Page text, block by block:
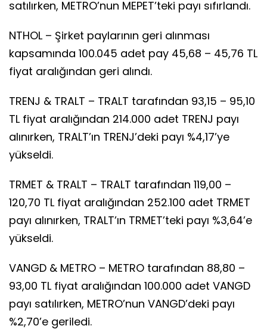
satılırken, METRO’nun MEPET’teki payı sıfırlandı.
NTHOL – Şirket paylarının geri alınması
kapsamında 100.045 adet pay 45,68 – 45,76 TL
fiyat aralığından geri alındı.
TRENJ & TRALT – TRALT tarafından 93,15 – 95,10
TL fiyat aralığından 214.000 adet TRENJ payı
alınırken, TRALT’ın TRENJ’deki payı %4,17’ye
yükseldi.
TRMET & TRALT – TRALT tarafından 119,00 –
120,70 TL fiyat aralığından 252.100 adet TRMET
payı alınırken, TRALT’ın TRMET’teki payı %3,64’e
yükseldi.
VANGD & METRO – METRO tarafından 88,80 –
93,00 TL fiyat aralığından 100.000 adet VANGD
payı satılırken, METRO’nun VANGD’deki payı
%2,70’e geriledi.